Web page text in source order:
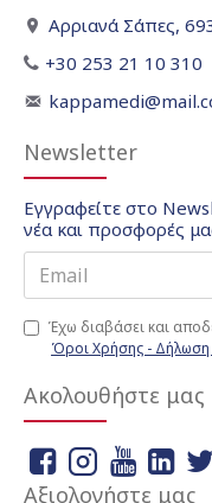
Αρριανά Σάπες,
+30 253 21 10 310
Newsletter
Εγγραφείτε στο
νέα και προσφορές
Έχω διαβάσει και
Όροι Χρήσης -
Ακολουθήστε μας
Αξιολογήστε μας